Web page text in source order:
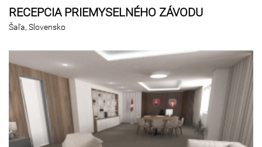
RECEPCIA PRIEMYSELNÉHO ZÁVODU
Šaľa, Slovensko